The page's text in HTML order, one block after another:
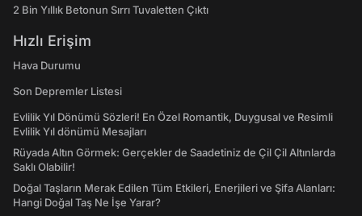
2 Bin Yıllık Betonun Sırrı Tuvaletten Çıktı
Hızlı Erişim
Hava Durumu
Son Depremler Listesi
Evlilik Yıl Dönümü Sözleri! En Özel Romantik, Duygusal ve Resimli
Evlilik Yıl dönümü Mesajları
Rüyada Altın Görmek: Gerçekler de Saadetiniz de Çil Çil Altınlarda
Saklı Olabilir!
Doğal Taşların Merak Edilen Tüm Etkileri, Enerjileri ve Şifa Alanları:
Hangi Doğal Taş Ne İşe Yarar?